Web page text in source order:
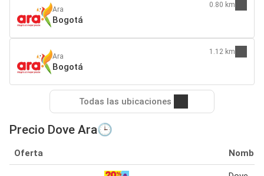
Ara
Bogotá
0.80 km
Ara
Bogotá
1.12 km
Todas las ubicaciones
Precio Dove Ara🕒
Oferta Nombre